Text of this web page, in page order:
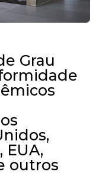
Grau
EUA,
outros